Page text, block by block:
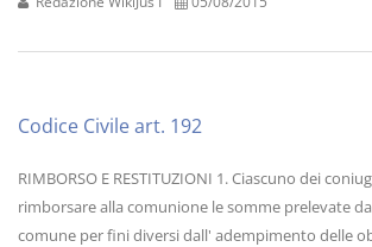
Codice Civile art. 192
RIMBORSO E RESTITUZIONI 1. Ciascuno dei
rimborsare alla comunione le somme prelevate
comune per fini diversi dall' adempimento delle